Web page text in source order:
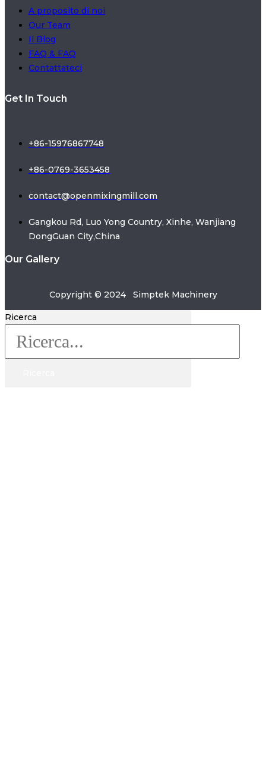
A proposito di noi
Our Team
Il Blog
FAQ & FAQ
Contattateci
Get In Touch
+86-15976867748
+86-0769-3653458
contact@openmixingmill.com
Gangkou Rd, Luo Yong Country, Xinhe, Wanjiang
DongGuan City,China
Our Gallery
Copyright © 2024 Simptek Machinery
Ricerca